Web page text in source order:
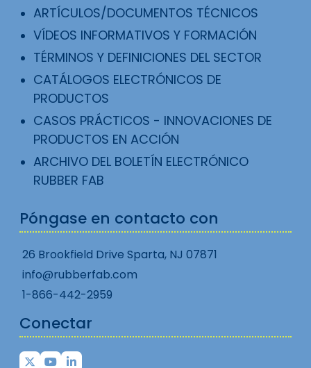
ARTÍCULOS/DOCUMENTOS TÉCNICOS
VÍDEOS INFORMATIVOS Y FORMACIÓN
TÉRMINOS Y DEFINICIONES DEL SECTOR
CATÁLOGOS ELECTRÓNICOS DE
PRODUCTOS
CASOS PRÁCTICOS - INNOVACIONES DE
PRODUCTOS EN ACCIÓN
ARCHIVO DEL BOLETÍN ELECTRÓNICO
RUBBER FAB
Póngase en contacto con
26 Brookfield Drive Sparta, NJ 07871
info@rubberfab.com
1-866-442-2959
Conectar